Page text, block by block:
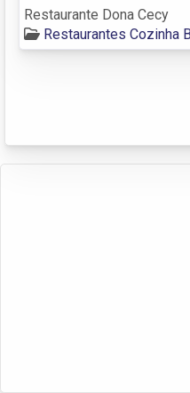
Restaurante Dona Cecy
Restaurantes Cozinha